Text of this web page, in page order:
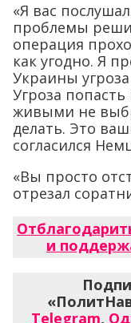
«Я вас
проблемы
операция
как угодно. Я
Украины
Угроза
живыми не
делать. Это
согласился
«Вы просто
отрезал
и
Telegram,